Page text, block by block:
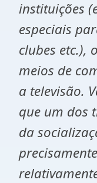
instituições
especiais
clubes etc.),
meios de
a televisão.
que um dos
da